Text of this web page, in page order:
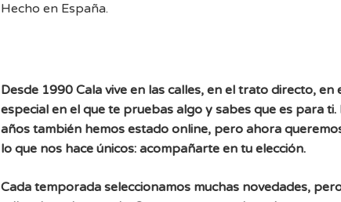
Hecho en España.
Desde 1990 Cala vive en las calles, en el trato directo, en
especial en el que te pruebas algo y sabes que es para
años también hemos estado online, pero ahora
lo que nos hace únicos: acompañarte en tu elección.
Cada temporada seleccionamos muchas novedades,